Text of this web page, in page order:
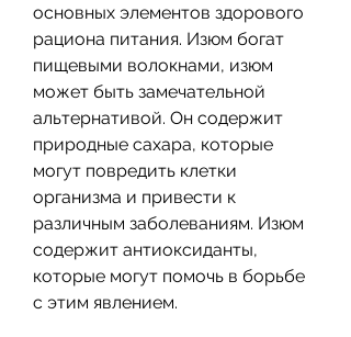
основных элементов здорового
рациона питания. Изюм богат
пищевыми волокнами, изюм
может быть замечательной
альтернативой. Он содержит
природные сахара, которые
могут повредить клетки
организма и привести к
различным заболеваниям. Изюм
содержит антиоксиданты,
которые могут помочь в борьбе
с этим явлением.